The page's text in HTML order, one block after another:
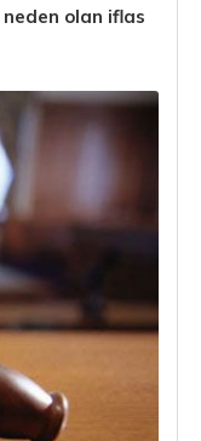
neden olan iflas